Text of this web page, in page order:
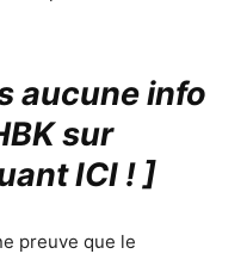
aucune info
sur
ICI ! ]
preuve que le